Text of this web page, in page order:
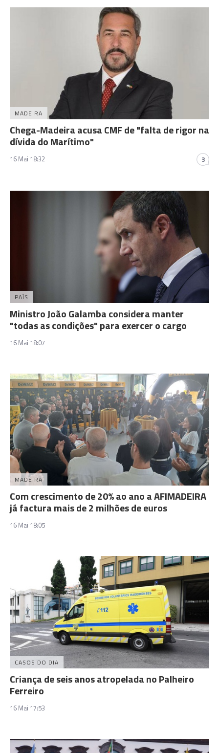
MADEIRA
Chega-Madeira acusa CMF de "falta de rigor na
dívida do Marítimo"
16 Mai 18:32 3
PAÍS
Ministro João Galamba considera manter
"todas as condições" para exercer o cargo
16 Mai 18:07
MADEIRA
Com crescimento de 20% ao ano a AFIMADEIRA
já factura mais de 2 milhões de euros
16 Mai 18:05
CASOS DO DIA
Criança de seis anos atropelada no Palheiro
Ferreiro
16 Mai 17:53